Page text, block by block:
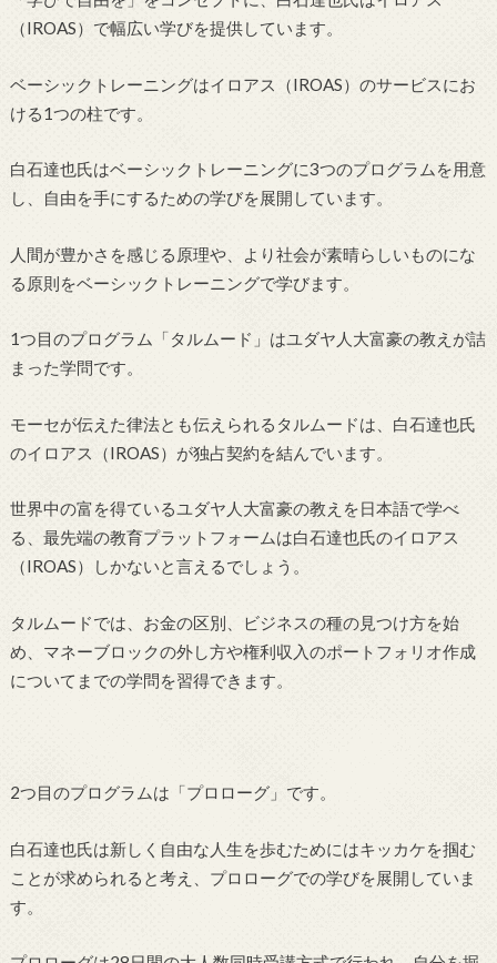
（IROAS）で幅広い学びを提供しています。
ベーシックトレーニングはイロアス（IROAS）のサービスにお
ける1つの柱です。
白石達也氏はベーシックトレーニングに3つのプログラムを用意
し、自由を手にするための学びを展開しています。
人間が豊かさを感じる原理や、より社会が素晴らしいものにな
る原則をベーシックトレーニングで学びます。
1つ目のプログラム「タルムード」はユダヤ人大富豪の教えが詰
まった学問です。
モーセが伝えた律法とも伝えられるタルムードは、白石達也氏
のイロアス（IROAS）が独占契約を結んでいます。
世界中の富を得ているユダヤ人大富豪の教えを日本語で学べ
る、最先端の教育プラットフォームは白石達也氏のイロアス
（IROAS）しかないと言えるでしょう。
タルムードでは、お金の区別、ビジネスの種の見つけ方を始
め、マネーブロックの外し方や権利収入のポートフォリオ作成
についてまでの学問を習得できます。
2つ目のプログラムは「プロローグ」です。
白石達也氏は新しく自由な人生を歩むためにはキッカケを掴む
ことが求められると考え、プロローグでの学びを展開していま
す。